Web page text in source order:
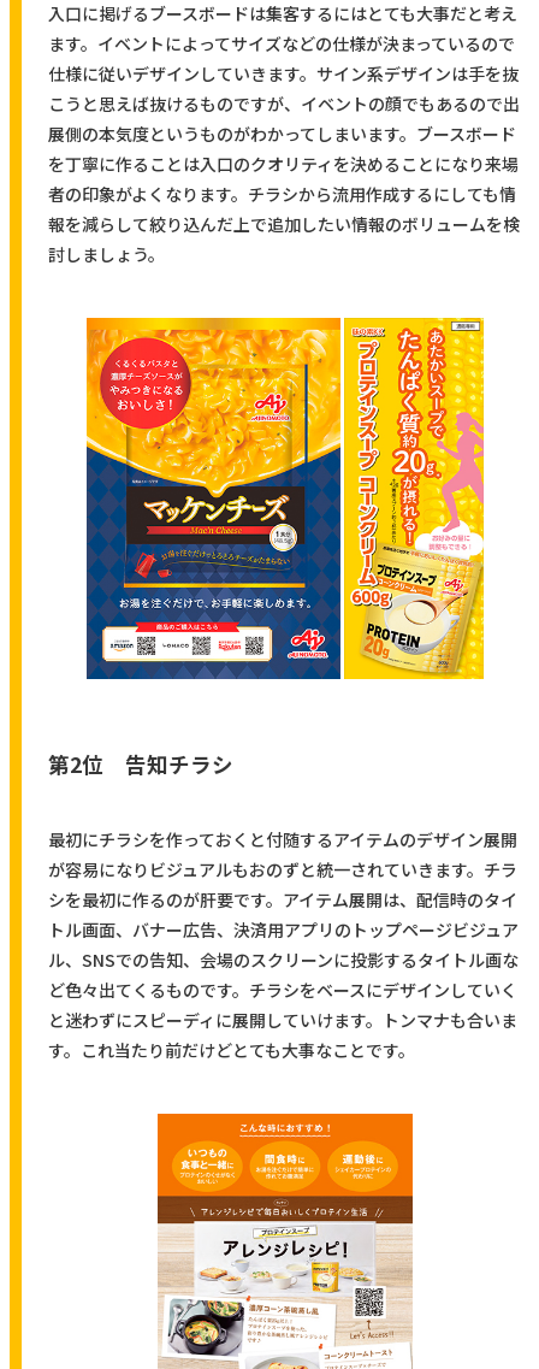
入口に掲げるブースボードは集客するにはとても大事だと考え
ます。イベントによってサイズなどの仕様が決まっているので
仕様に従いデザインしていきます。サイン系デザインは手を抜
こうと思えば抜けるものですが、イベントの顔でもあるので出
展側の本気度というものがわかってしまいます。ブースボード
を丁寧に作ることは入口のクオリティを決めることになり来場
者の印象がよくなります。チラシから流用作成するにしても情
報を減らして絞り込んだ上で追加したい情報のボリュームを検
討しましょう。
第2位 告知チラシ
最初にチラシを作っておくと付随するアイテムのデザイン展開
が容易になりビジュアルもおのずと統一されていきます。チラ
シを最初に作るのが肝要です。アイテム展開は、配信時のタイ
トル画面、バナー広告、決済用アプリのトップページビジュア
ル、SNSでの告知、会場のスクリーンに投影するタイトル画な
ど色々出てくるものです。チラシをベースにデザインしていく
と迷わずにスピーディに展開していけます。トンマナも合いま
す。これ当たり前だけどとても大事なことです。